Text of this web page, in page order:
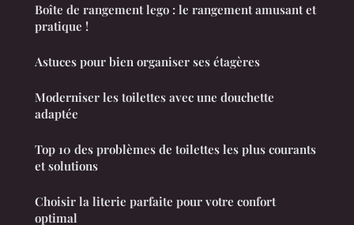
Boîte de rangement lego : le rangement amusant et
pratique !
Astuces pour bien organiser ses étagères
Moderniser les toilettes avec une douchette
adaptée
Top 10 des problèmes de toilettes les plus courants
et solutions
Choisir la literie parfaite pour votre confort
optimal